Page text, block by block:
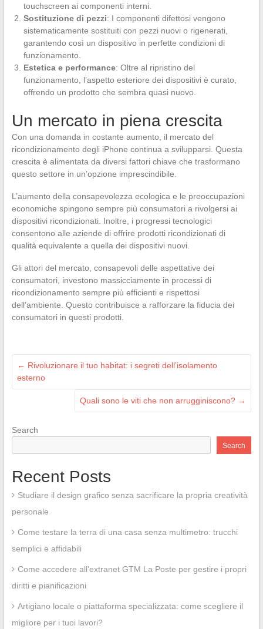
touchscreen ai componenti interni.
Sostituzione di pezzi: I componenti difettosi vengono
sistematicamente sostituiti con pezzi nuovi o rigenerati,
garantendo così un dispositivo in perfette condizioni di
funzionamento.
Estetica e performance: Oltre al ripristino del
funzionamento, l’aspetto esteriore dei dispositivi è curato,
offrendo un prodotto che sembra quasi nuovo.
Un mercato in piena crescita
Con una domanda in costante aumento, il mercato del
ricondizionamento degli iPhone continua a svilupparsi. Questa
crescita è alimentata da diversi fattori chiave che trasformano
questo settore in un’opzione imprescindibile.
L’aumento della consapevolezza ecologica e le preoccupazioni
economiche spingono sempre più consumatori a rivolgersi ai
dispositivi ricondizionati. Inoltre, i progressi tecnologici
consentono alle aziende di offrire prodotti ricondizionati di
qualità equivalente a quella dei dispositivi nuovi.
Gli attori del mercato, consapevoli delle aspettative dei
consumatori, investono massicciamente in processi di
ricondizionamento sempre più efficienti e rispettosi
dell’ambiente. Questo contribuisce a rafforzare la fiducia dei
consumatori in questi prodotti.
← Rivoluzionare il tuo habitat: i segreti dell’isolamento
esterno
Quali sono le viti che non arrugginiscono? →
Search
Search
Recent Posts
Studiare il design grafico senza sacrificare la propria creatività
personale
Come testare la terra di una casa senza multimetro: trucchi
semplici e affidabili
Come accedere all’extranet GTM La Poste per gestire i propri
diritti e pianificazioni
Artigiano locale o piattaforma specializzata: come scegliere il
migliore per i tuoi lavori?